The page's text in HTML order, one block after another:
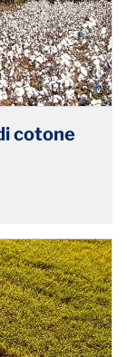
cotone